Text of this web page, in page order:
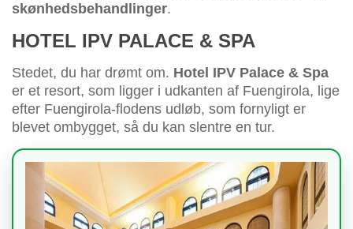
skønhedsbehandlinger.
HOTEL IPV PALACE & SPA
Stedet, du har drømt om. Hotel IPV Palace & Spa
er et resort, som ligger i udkanten af Fuengirola, lige
efter Fuengirola-flodens udløb, som fornyligt er
blevet ombygget, så du kan slentre en tur.